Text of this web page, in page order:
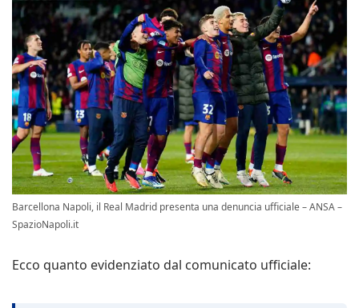
Barcellona Napoli, il Real Madrid presenta una denuncia ufficiale – ANSA –
SpazioNapoli.it
Ecco quanto evidenziato dal comunicato ufficiale: